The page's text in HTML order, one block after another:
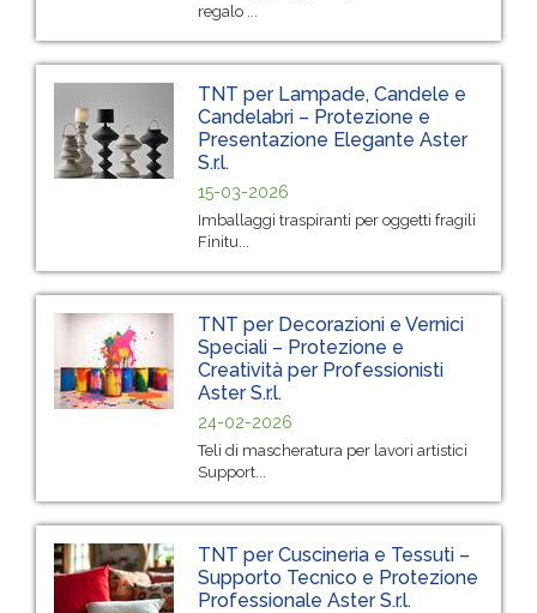
regalo ...
TNT per Lampade, Candele e
Candelabri – Protezione e
Presentazione Elegante Aster
S.r.l.
15-03-2026
Imballaggi traspiranti per oggetti fragili
Finitu...
TNT per Decorazioni e Vernici
Speciali – Protezione e
Creatività per Professionisti
Aster S.r.l.
24-02-2026
Teli di mascheratura per lavori artistici
Support...
TNT per Cuscineria e Tessuti –
Supporto Tecnico e Protezione
Professionale Aster S.r.l.